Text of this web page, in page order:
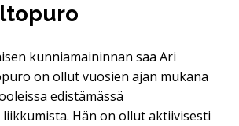
kunniamaininnan saa Ari
on ollut vuosien ajan mukana
edistämässä
Hän on ollut aktiivisesti